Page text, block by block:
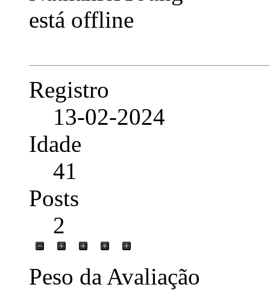
Registro
13-02-2024
Idade
41
Posts
2
Peso da Avaliação